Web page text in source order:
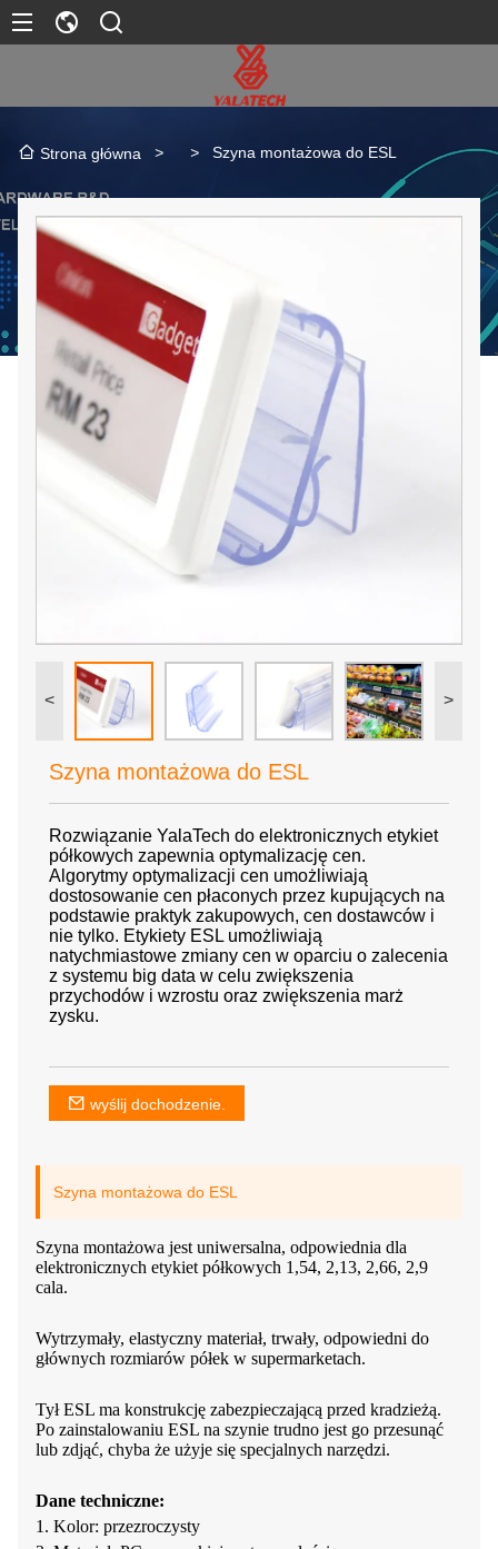
Strona główna > > Szyna montażowa do ESL
< >
Szyna montażowa do ESL
Rozwiązanie YalaTech do elektronicznych etykiet
półkowych zapewnia optymalizację cen.
Algorytmy optymalizacji cen umożliwiają
dostosowanie cen płaconych przez kupujących na
podstawie praktyk zakupowych, cen dostawców i
nie tylko. Etykiety ESL umożliwiają
natychmiastowe zmiany cen w oparciu o zalecenia
z systemu big data w celu zwiększenia
przychodów i wzrostu oraz zwiększenia marż
zysku.
wyślij dochodzenie.
Szyna montażowa do ESL
Szyna montażowa jest uniwersalna, odpowiednia dla
elektronicznych etykiet półkowych 1,54, 2,13, 2,66, 2,9
cala.
Wytrzymały, elastyczny materiał, trwały, odpowiedni do
głównych rozmiarów półek w supermarketach.
Tył ESL ma konstrukcję zabezpieczającą przed kradzieżą.
Po zainstalowaniu ESL na szynie trudno jest go przesunąć
lub zdjąć, chyba że użyje się specjalnych narzędzi.
Dane techniczne:
1. Kolor: przezroczysty